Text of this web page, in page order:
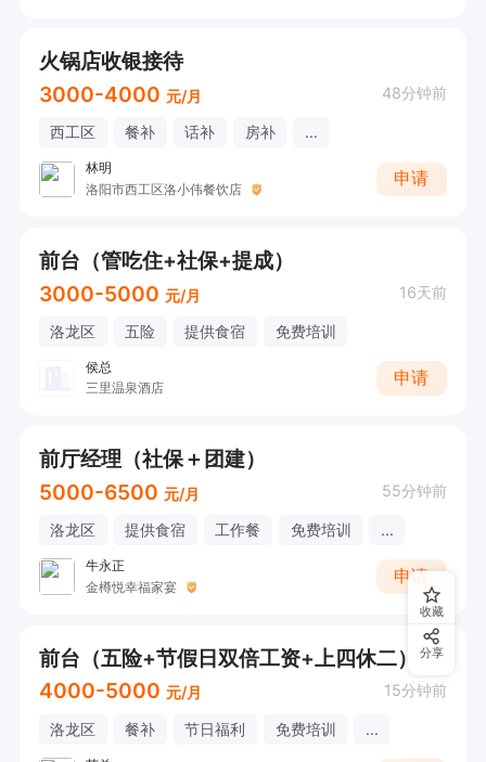
火锅店收银接待
3000-4000 元/月 48分钟前
西工区 餐补 话补 房补 ...
林明
洛阳市西工区洛小伟餐饮店
申请
前台（管吃住+社保+提成）
3000-5000 元/月 16天前
洛龙区 五险 提供食宿 免费培训
侯总
三里温泉酒店
申请
前厅经理（社保＋团建）
5000-6500 元/月 55分钟前
洛龙区 提供食宿 工作餐 免费培训 ...
牛永正
金樽悦幸福家宴
申请
前台（五险+节假日双倍工资+上四休二）
4000-5000 元/月 15分钟前
洛龙区 餐补 节日福利 免费培训 ...
收藏
分享